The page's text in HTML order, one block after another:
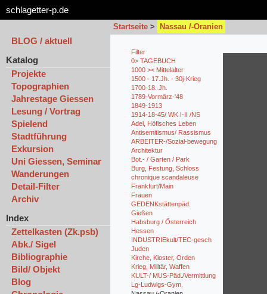
schlagetter-p.de
Startseite > Nassau /-Oranien
BLOG / aktuell
Katalog
Projekte
Topographien
Jahrestage Giessen
Lesung / Vortrag
Spielend
Stadtführung
Exkursion
Uni Giessen, Seminar
Wanderungen
Detail-Filter
Archiv
Index
Zettelkasten (Zk.psb)
Abk./ Sigel
Bibliographie
Bild/ Objekt
Blog
Filter
0> TAGEBUCH
1000 >< Mittelalter
1500 - 17.Jh. - 30j-Krieg
1700-18. Jh.
1789-Vormärz-'48
1849-1913
1914-18-45/ WK I-II /NS
Adel, Höfisches Leben
Antisemitismus/ Rassismus
ARBEITER-/Sozial-bewegung
Architektur
Bot.- / Garten / Park
Burg, Festung, Schloss
chronique scandaleuse
Frankfurt/Main
Frauen
GEDENKstättenpäd.
Gießen
Habsburg / Österreich
Hessen
INDUSTRIEkult/TEC-gesch
Juden
Kirche, Kloster, Orden
Krieg, Militär, Waffen
KULT-/ MUS-Päd./Vermittlung
Lg-Ludwigs-Gym.